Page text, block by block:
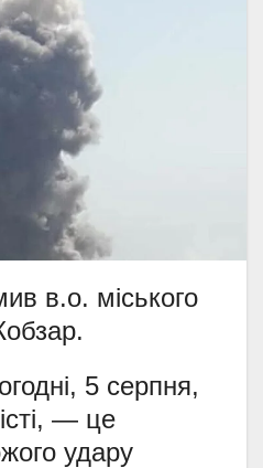
в.о. міського
5 серпня,
— це
удару